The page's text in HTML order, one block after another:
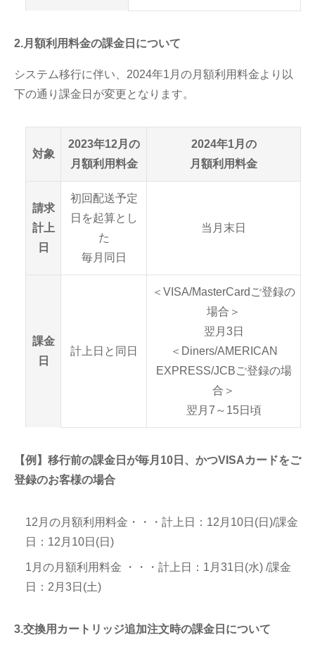
2.月額利用料金の課金日について
システム移行に伴い、2024年1月の月額利用料金より以
下の通り課金日が変更となります。
対象
2023年12月の
月額利用料金
2024年1月の
月額利用料金
請求
計上
日
初回配送予定
日を起算とし
た
毎月同日
当月末日
課金
日
計上日と同日
＜VISA/MasterCardご登録の
場合＞
翌月3日
＜Diners/AMERICAN
EXPRESS/JCBご登録の場
合＞
翌月7～15日頃
【例】移行前の課金日が毎月10日、かつVISAカードをご
登録のお客様の場合
12月の月額利用料金・・・計上日：12月10日(日)/課金
日：12月10日(日)
1月の月額利用料金 ・・・計上日：1月31日(水) /課金
日：2月3日(土)
3.交換用カートリッジ追加注文時の課金日について